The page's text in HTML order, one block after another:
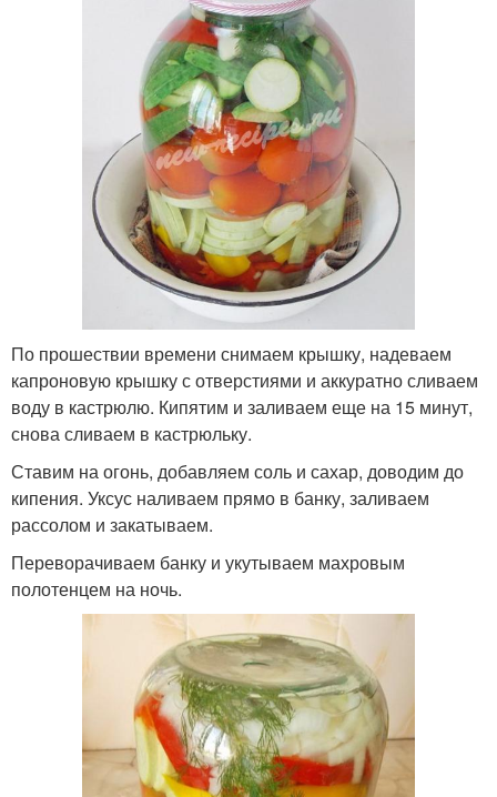
По прошествии времени снимаем крышку, надеваем
капроновую крышку с отверстиями и аккуратно сливаем
воду в кастрюлю. Кипятим и заливаем еще на 15 минут,
снова сливаем в кастрюльку.
Ставим на огонь, добавляем соль и сахар, доводим до
кипения. Уксус наливаем прямо в банку, заливаем
рассолом и закатываем.
Переворачиваем банку и укутываем махровым
полотенцем на ночь.